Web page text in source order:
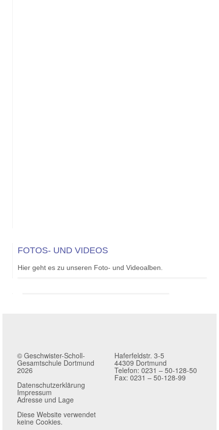
FOTOS- UND VIDEOS
Hier geht es zu unseren Foto- und Videoalben.
© Geschwister-Scholl-
Gesamtschule Dortmund
2026
Datenschutzerklärung
Impressum
Adresse und Lage
Diese Website verwendet
keine Cookies.
Haferfeldstr. 3-5
44309 Dortmund
Telefon: 0231 – 50-128-50
Fax: 0231 – 50-128-99